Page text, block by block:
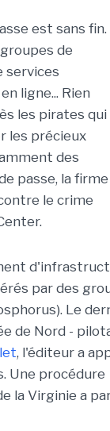
est sans fin.
de
services
ligne... Rien
les pirates qui
les précieux
des
passe, la firme
le crime
par des
Le
de Nord -
, l'éditeur a
Une procédure
la Virginie a